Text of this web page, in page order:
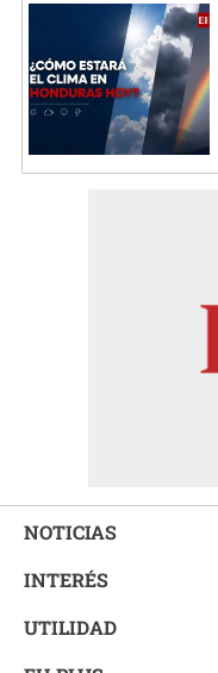
NOTICIAS
INTERÉS
UTILIDAD